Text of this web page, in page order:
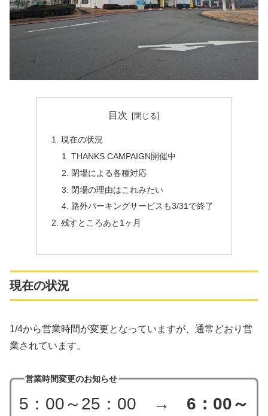
目次
現在の状況
THANKS CAMPAIGN開催中
閉場による各種対応
閉場の理由はこれみたい
路外パーキングサービスも3/31で終了
残すところあと1ヶ月
現在の状況
1/4から営業時間が変更となっていますが、通常どおり営
業されています。
営業時間変更のお知らせ
5：00～25：00 → 6：00～